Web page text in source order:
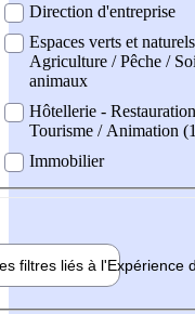
Direction d'entreprise
Espaces verts et
Agriculture / Pêche /
animaux
Hôtellerie -
Tourisme / Animation
Immobilier
filtres liés à l'Expérience